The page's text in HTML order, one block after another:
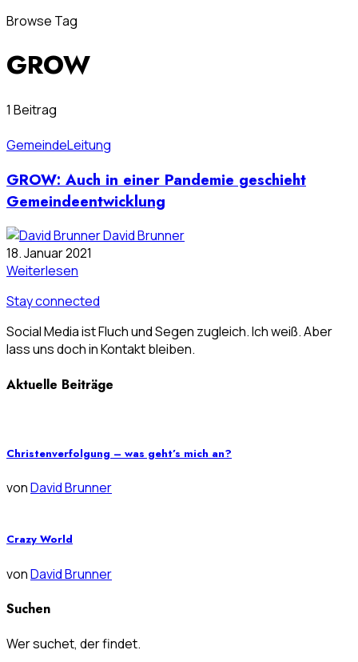
Browse Tag
GROW
1 Beitrag
GemeindeLeitung
GROW: Auch in einer Pandemie geschieht
Gemeindeentwicklung
David Brunner
18. Januar 2021
Weiterlesen
Stay connected
Social Media ist Fluch und Segen zugleich. Ich weiß. Aber
lass uns doch in Kontakt bleiben.
Aktuelle Beiträge
Christenverfolgung – was geht’s mich an?
vonDavid Brunner
Crazy World
vonDavid Brunner
Suchen
Wer suchet, der findet.